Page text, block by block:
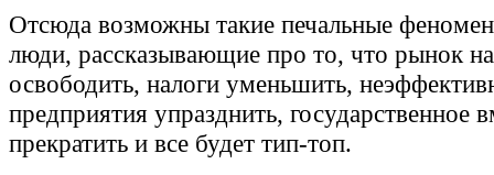
Отсюда возможны такие печальные
люди, рассказывающие про то, что рынок
освободить, налоги уменьшить,
предприятия упразднить, государственное
прекратить и все будет тип-топ.